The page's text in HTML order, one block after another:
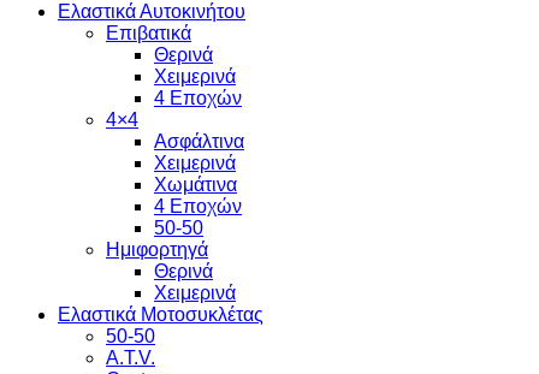
Ελαστικά Αυτοκινήτου
Επιβατικά
Θερινά
Χειμερινά
4 Εποχών
4×4
Ασφάλτινα
Χειμερινά
Χωμάτινα
4 Εποχών
50-50
Ημιφορτηγά
Θερινά
Χειμερινά
Ελαστικά Μοτοσυκλέτας
50-50
A.T.V.